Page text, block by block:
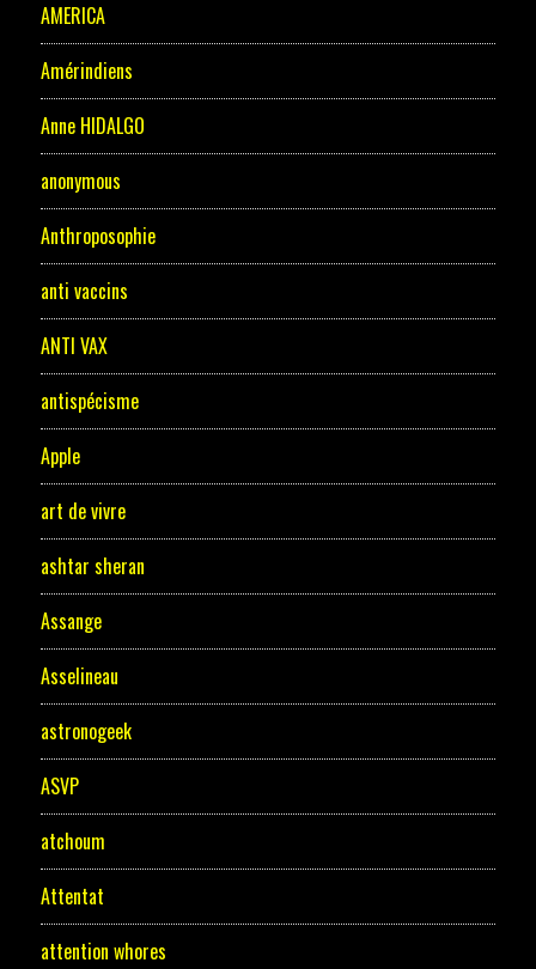
AMERICA
Amérindiens
Anne HIDALGO
anonymous
Anthroposophie
anti vaccins
ANTI VAX
antispécisme
Apple
art de vivre
ashtar sheran
Assange
Asselineau
astronogeek
ASVP
atchoum
Attentat
attention whores